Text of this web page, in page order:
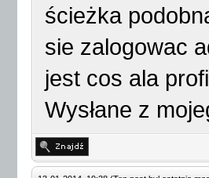
ścieżka
sie zalogowac
jest cos ala
Wysłane z